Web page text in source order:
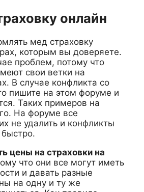
онлайн
мед страховку
которым вы доверяете.
проблем, потому что
свои ветки на
В случае конфликта со
пишите на этом форуме и
Таких примеров на
На форуме все
не удалить и конфликты
цены на страховки на
что они все могут иметь
и давать разные
на одну и ту же